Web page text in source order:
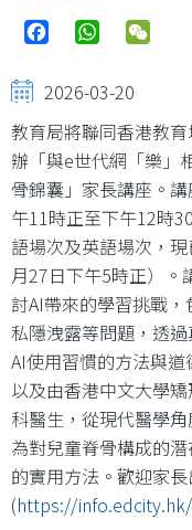
FacebookWhatsApp
2026-03-20
教育局將聯同香港教
辦「與e世代網「樂」
骨錦囊」家長講座。
午11時正至下午12時
語場次及英語場次，
月27日下午5時正）。
討AI帶來的學習挑戰
私隱洩露等問題，透
AI使用習慣的方法與
以及由香港中文大學
科醫生，從現代醫學
為對兒童脊骨構成的
的實用方法。歡迎家
(https://